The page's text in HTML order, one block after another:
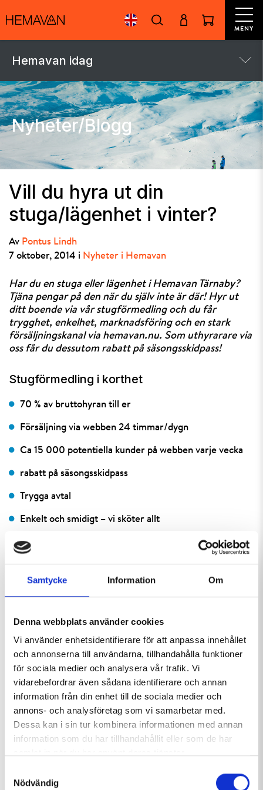
Samtycke Information Om
Denna webbplats använder cookies
Vi använder enhetsidentifierare för att anpassa innehållet
och annonserna till användarna, tillhandahålla funktioner
för sociala medier och analysera vår trafik. Vi
vidarebefordrar även sådana identifierare och annan
information från din enhet till de sociala medier och
annons- och analysföretag som vi samarbetar med.
Dessa kan i sin tur kombinera informationen med annan
information som du har tillhandahållit eller som de har
Nödvändig
MENY
Hemavan idag
Nyheter/Blogg
Vill du hyra ut din
stuga/lägenhet i vinter?
Av Pontus Lindh
7 oktober, 2014 i Nyheter i Hemavan
Har du en stuga eller lägenhet i Hemavan Tärnaby?
Tjäna pengar på den när du själv inte är där! Hyr ut
ditt boende via vår stugförmedling och du får
trygghet, enkelhet, marknadsföring och en stark
försäljningskanal via hemavan.nu. Som uthyrarare via
oss får du dessutom rabatt på säsongsskidpass!
Stugförmedling i korthet
70 % av bruttohyran till er
Försäljning via webben 24 timmar/dygn
Ca 15 000 potentiella kunder på webben varje vecka
rabatt på säsongsskidpass
Trygga avtal
Enkelt och smidigt – vi sköter allt
Ni väljer era egna semesterveckor först
Trygghet & enkelhet
När ni förmedlar ert boende via Strömma Fjäll & Aktivitet
skadegörelse och dylikt. Det är enkelt och smidigt för dig
som ägare då vi tar hand om allt från marknadsföring och
försäljning till incheckning och service till gästerna på
plats.
Marknadsföring & försäljning
Ert boende presenteras här på vår sajt och finns
tillgänglig för försäljning 24 timmar om dygnet. Sajten
har i snitt 15 000 besök per vecka under vinterperioden.
bokningsavdelning per telefon eller mail och få personlig